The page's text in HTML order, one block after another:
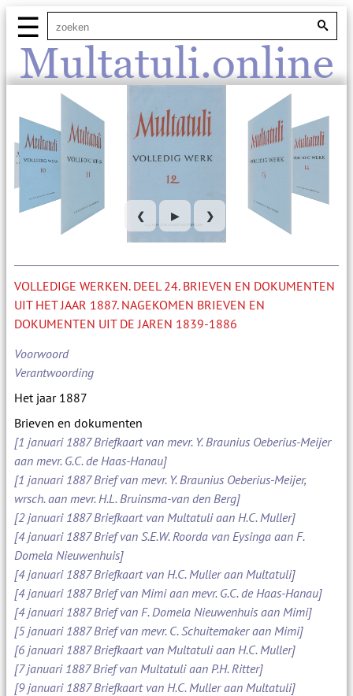
Multatuli.online
☰
❮ ▶ ❯
VOLLEDIGE WERKEN. DEEL 24. BRIEVEN EN DOKUMENTEN
UIT HET JAAR 1887. NAGEKOMEN BRIEVEN EN
DOKUMENTEN UIT DE JAREN 1839-1886
Voorwoord
Verantwoording
Het jaar 1887
Brieven en dokumenten
[1 januari 1887 Briefkaart van mevr. Y. Braunius Oeberius-Meijer
aan mevr. G.C. de Haas-Hanau]
[1 januari 1887 Brief van mevr. Y. Braunius Oeberius-Meijer,
wrsch. aan mevr. H.L. Bruinsma-van den Berg]
[2 januari 1887 Briefkaart van Multatuli aan H.C. Muller]
[4 januari 1887 Brief van S.E.W. Roorda van Eysinga aan F.
Domela Nieuwenhuis]
[4 januari 1887 Briefkaart van H.C. Muller aan Multatuli]
[4 januari 1887 Brief van Mimi aan mevr. G.C. de Haas-Hanau]
[4 januari 1887 Brief van F. Domela Nieuwenhuis aan Mimi]
[5 januari 1887 Brief van mevr. C. Schuitemaker aan Mimi]
[6 januari 1887 Briefkaart van Multatuli aan H.C. Muller]
[7 januari 1887 Brief van Multatuli aan P.H. Ritter]
[9 januari 1887 Briefkaart van H.C. Muller aan Multatuli]